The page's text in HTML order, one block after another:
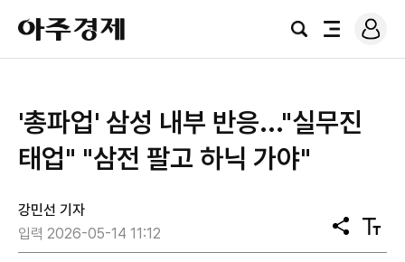
아
주
경
검
전
로
그
'총파업' 삼성 내부 반응..."실무진
태업" "삼전 팔고 하닉 가야"
강민선 기자
입력 2026-05-14 11:12
공
유
텍
스